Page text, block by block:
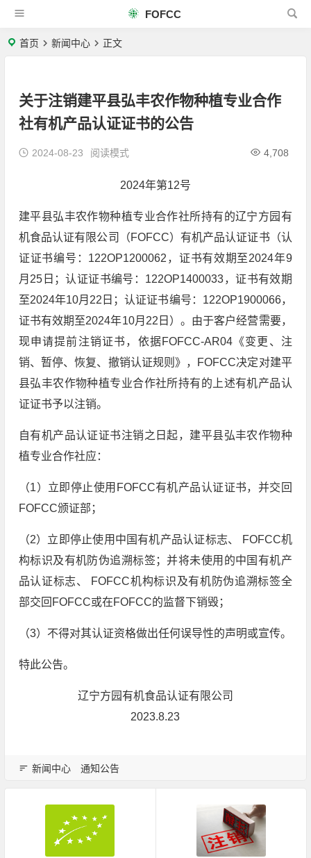
FOFCC
首页 新闻中心 正文
关于注销建平县弘丰农作物种植专业合作
社有机产品认证证书的公告
2024-08-23 4,708
阅读模式
2024年第12号
建平县弘丰农作物种植专业合作社所持有的辽宁方园有
机食品认证有限公司（FOFCC）有机产品认证证书（认
证证书编号：122OP1200062，证书有效期至2024年9
月25日；认证证书编号：122OP1400033，证书有效期
至2024年10月22日；认证证书编号：122OP1900066，
证书有效期至2024年10月22日）。由于客户经营需要，
现申请提前注销证书，依据FOFCC-AR04《变更、注
销、暂停、恢复、撤销认证规则》，FOFCC决定对建平
县弘丰农作物种植专业合作社所持有的上述有机产品认
证证书予以注销。
自有机产品认证证书注销之日起，建平县弘丰农作物种
植专业合作社应：
（1）立即停止使用FOFCC有机产品认证证书，并交回
FOFCC颁证部；
（2）立即停止使用中国有机产品认证标志、 FOFCC机
构标识及有机防伪追溯标签；并将未使用的中国有机产
品认证标志、 FOFCC机构标识及有机防伪追溯标签全
部交回FOFCC或在FOFCC的监督下销毁；
（3）不得对其认证资格做出任何误导性的声明或宣传。
特此公告。
辽宁方园有机食品认证有限公司
2023.8.23
新闻中心 通知公告